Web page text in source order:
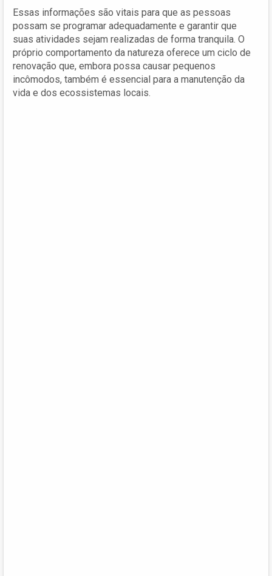
Essas informações são vitais para que as pessoas
possam se programar adequadamente e garantir que
suas atividades sejam realizadas de forma tranquila. O
próprio comportamento da natureza oferece um ciclo de
renovação que, embora possa causar pequenos
incômodos, também é essencial para a manutenção da
vida e dos ecossistemas locais.